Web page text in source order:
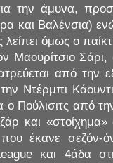
την άμυνα,
και Βαλένσια)
όμως ο
Μαουρίτσιο
από την
την Ντέρμπι
ο Πούλισιτς από
και
έκανε σεζόν-
και 4άδα